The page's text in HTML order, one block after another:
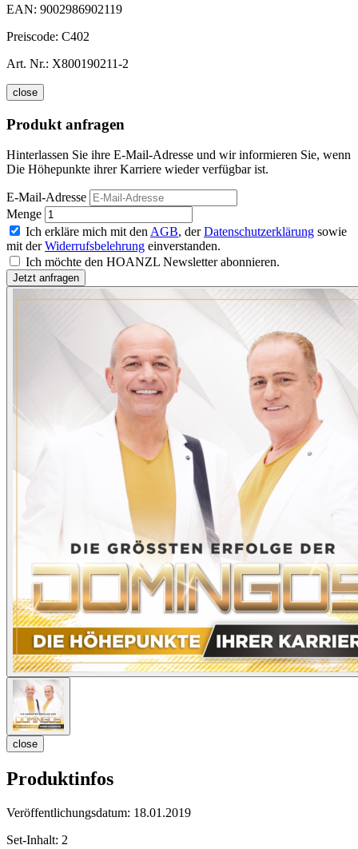
EAN: 9002986902119
Preiscode: C402
Art. Nr.: X800190211-2
close
Produkt anfragen
Hinterlassen Sie ihre E-Mail-Adresse und wir informieren Sie, wenn
Die Höhepunkte ihrer Karriere wieder verfügbar ist.
E-Mail-Adresse
Menge
Ich erkläre mich mit den AGB, derDatenschutzerklärung sowie
mit derWiderrufsbelehrung einverstanden.
Ich möchte den HOANZL Newsletter abonnieren.
close
Produktinfos
Veröffentlichungsdatum: 18.01.2019
Set-Inhalt: 2